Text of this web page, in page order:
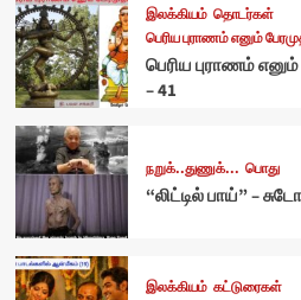
இலக்கியம் தொடர்கள்
பெரிய புராணம் எனும்
பெரிய புராணம் எனும்
– 41
நறுக்..துணுக்... பொது
“லிட்டில் பாய்” –
இலக்கியம் கட்டுரைகள்